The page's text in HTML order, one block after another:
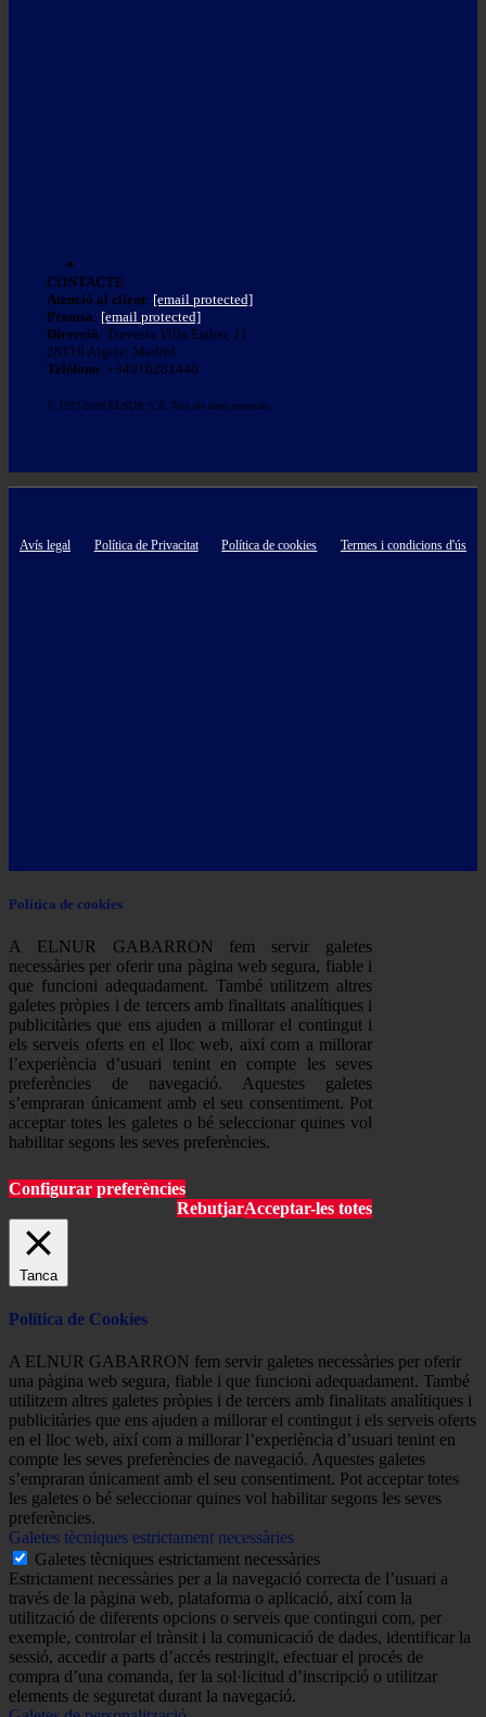
CONTACTE
Atenció al client: [email protected]
Premsa: [email protected]
Direcció: Travesía Villa Esther, 11
28110 Algete, Madrid
Teléfono: +34916281440
© 1973-2026 ELNUR S.A. Tots els drets reservats
Avís legal Política de Privacitat Política de cookies Termes i condicions d'ús
Política de cookies
A ELNUR GABARRON fem servir galetes
necessàries per oferir una pàgina web segura, fiable i
que funcioni adequadament. També utilitzem altres
galetes pròpies i de tercers amb finalitats analítiques i
publicitàries que ens ajuden a millorar el contingut i
els serveis oferts en el lloc web, així com a millorar
l’experiència d’usuari tenint en compte les seves
preferències de navegació. Aquestes galetes
s’empraran únicament amb el seu consentiment. Pot
acceptar totes les galetes o bé seleccionar quines vol
habilitar segons les seves preferències.
Configurar preferències
RebutjarAcceptar-les totes
Tanca
Política de Cookies
A ELNUR GABARRON fem servir galetes necessàries per oferir
una pàgina web segura, fiable i que funcioni adequadament. També
utilitzem altres galetes pròpies i de tercers amb finalitats analítiques i
publicitàries que ens ajuden a millorar el contingut i els serveis oferts
en el lloc web, així com a millorar l’experiència d’usuari tenint en
compte les seves preferències de navegació. Aquestes galetes
s’empraran únicament amb el seu consentiment. Pot acceptar totes
les galetes o bé seleccionar quines vol habilitar segons les seves
preferències.
Galetes tècniques estrictament necessàries
Galetes tècniques estrictament necessàries
Estrictament necessàries per a la navegació correcta de l’usuari a
través de la pàgina web, plataforma o aplicació, així com la
utilització de diferents opcions o serveis que contingui com, per
exemple, controlar el trànsit i la comunicació de dades, identificar la
sessió, accedir a parts d’accés restringit, efectuar el procés de
compra d’una comanda, fer la sol·licitud d’inscripció o utilitzar
elements de seguretat durant la navegació.